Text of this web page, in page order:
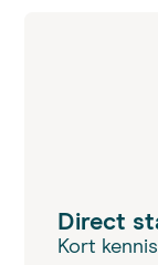
Direct
Kort